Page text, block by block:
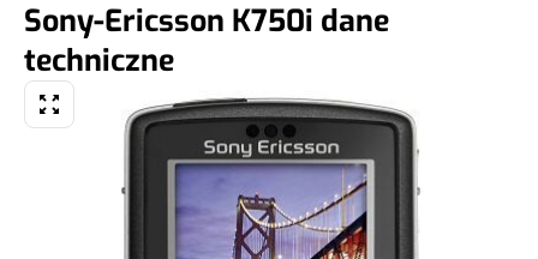
Sony-Ericsson K750i dane
techniczne